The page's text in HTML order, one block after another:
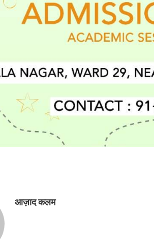
आज़ाद कलम